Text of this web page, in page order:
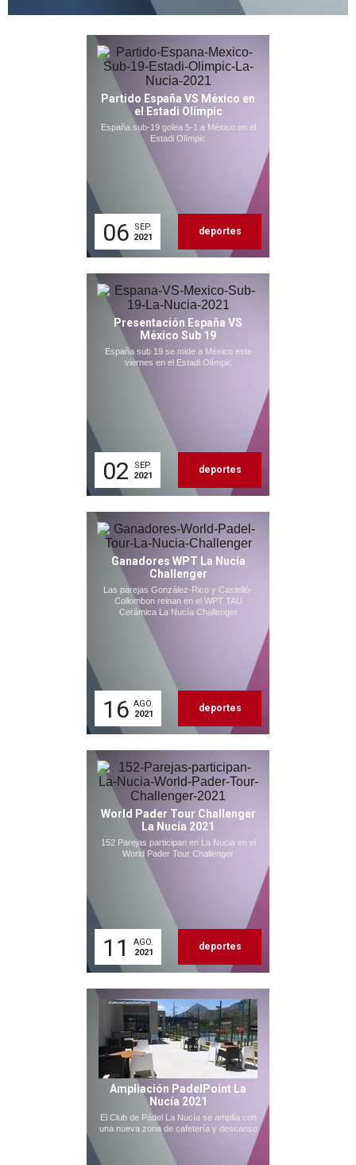
Partido España VS México en
el Estadi Olímpic
España sub-19 golea 5-1 a México en el
Estadi Olímpic
06
SEP.
2021
deportes
Presentación España VS
México Sub 19
España sub 19 se mide a México este
viernes en el Estadi Olímpic
02
SEP.
2021
deportes
Ganadores WPT La Nucía
Challenger
Las parejas González-Rico y Castelló-
Collombon reinan en el WPT TAU
Cerámica La Nucía Challenger
16 AGO.
2021
deportes
World Pader Tour Challenger
La Nucía 2021
152 Parejas participan en La Nucia en el
World Pader Tour Challenger
11
AGO.
2021
deportes
Ampliación PadelPoint La
Nucía 2021
El Club de Pádel La Nucía se amplía con
una nueva zona de cafetería y descanso